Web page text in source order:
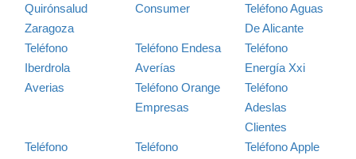
Quirónsalud
Zaragoza
Consumer
Teléfono Aguas
De Alicante
Teléfono
Iberdrola
Averias
Teléfono Endesa
Averías
Teléfono
Energía Xxi
Teléfono Orange
Empresas
Teléfono
Adeslas
Clientes
Teléfono
Teléfono
Teléfono Apple